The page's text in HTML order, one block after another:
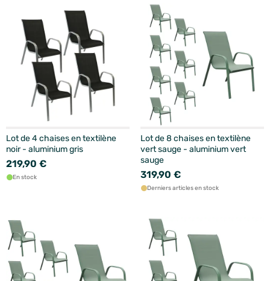
Lot de 4 chaises en textilène
noir - aluminium gris
219,90 €
En stock
Lot de 8 chaises en textilène
vert sauge - aluminium vert
sauge
319,90 €
Derniers articles en stock